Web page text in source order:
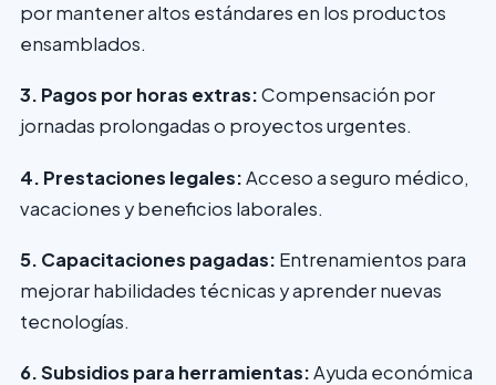
por mantener altos estándares en los productos
ensamblados.
3. Pagos por horas extras:Compensación por
jornadas prolongadas o proyectos urgentes.
4. Prestaciones legales:Acceso a seguro médico,
vacaciones y beneficios laborales.
5. Capacitaciones pagadas: Entrenamientos para
mejorar habilidades técnicas y aprender nuevas
tecnologías.
6. Subsidios para herramientas:Ayuda económica